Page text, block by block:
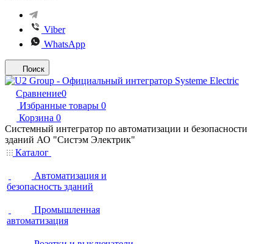
Viber
WhatsApp
Поиск
Сравнение0
Избранные товары 0
Корзина 0
Системный интегратор по автоматизации и безопасности
зданий АО "Систэм Электрик"
Каталог
Автоматизация и
безопасность зданий
Промышленная
автоматизация